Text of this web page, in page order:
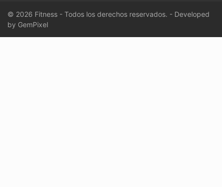
© 2026 Fitness - Todos los derechos reservados. - Developed
by GemPixel